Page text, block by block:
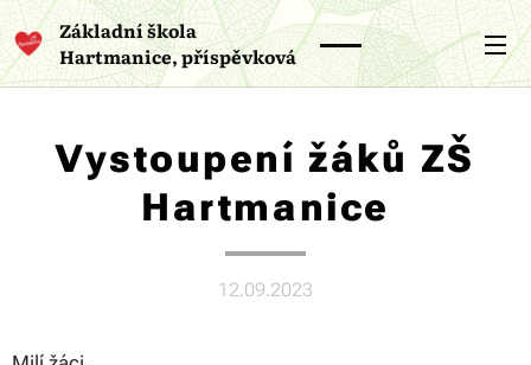
Základní škola
Hartmanice, příspěvková
organizace
Vystoupení žáků ZŠ
Hartmanice
12.09.2023